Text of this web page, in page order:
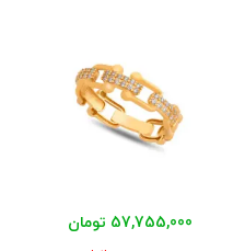
57,755,000 تومان